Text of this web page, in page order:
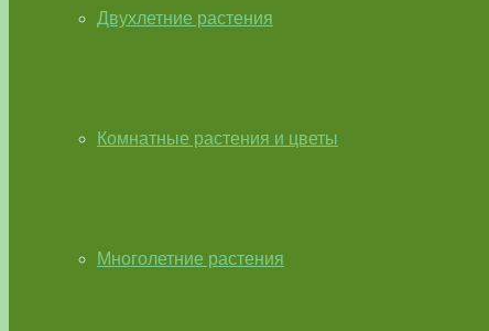
Двухлетние растения
Комнатные растения и цветы
Многолетние растения